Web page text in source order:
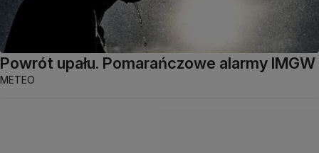
Powrót upału. Pomarańczowe alarmy IMGW
METEO